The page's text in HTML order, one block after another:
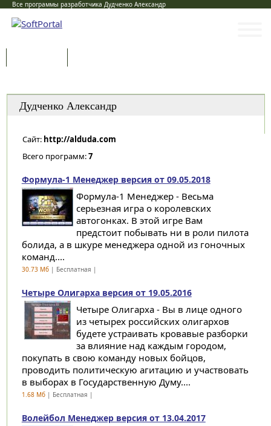
Все программы разработчика Дудченко Александр
Дудченко Александр
Сайт: http://alduda.com
Всего программ:7
Формула-1 Менеджер версия от 09.05.2018
Формула-1 Менеджер - Весьма
серьезная игра о королевских
автогонках. В этой игре Вам
предстоит побывать ни в роли пилота
болида, а в шкуре менеджера одной из гоночных
команд....
30.73 Мб| Бесплатная |
Четыре Олигарха версия от 19.05.2016
Четыре Олигарха - Вы в лице одного
из четырех российских олигархов
будете устраивать кровавые разборки
за влияние над каждым городом,
покупать в свою команду новых бойцов,
проводить политическую агитацию и участвовать
в выборах в Государственную Думу....
1.68 Мб| Бесплатная |
Волейбол Менеджер версия от 13.04.2017